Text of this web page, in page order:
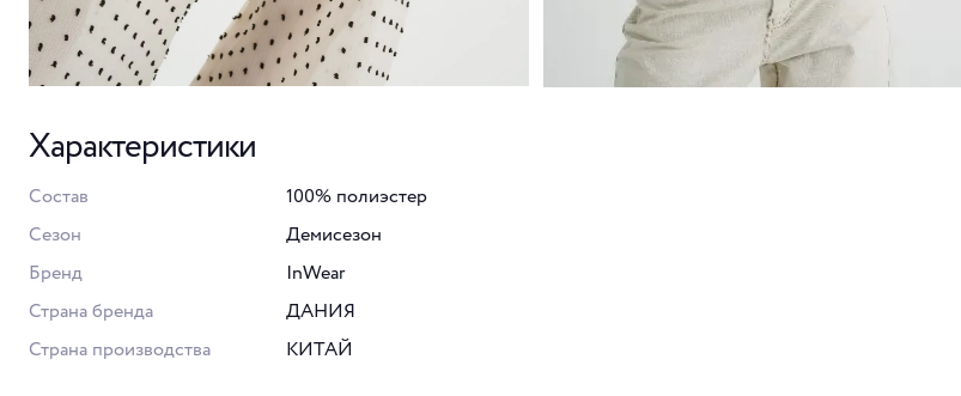
Характеристики
Состав
100% полиэстер
Сезон
Демисезон
Бренд
InWear
Страна бренда
ДАНИЯ
Страна производства
КИТАЙ